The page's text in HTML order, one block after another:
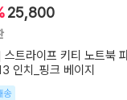
25,800
트라이프 키티 노트북
인치_핑크 베이지
송